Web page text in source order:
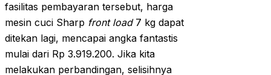
fasilitas pembayaran tersebut, harga
mesin cuci Sharp front load7 kg dapat
ditekan lagi, mencapai angka fantastis
mulai dari Rp 3.919.200. Jika kita
melakukan perbandingan, selisihnya